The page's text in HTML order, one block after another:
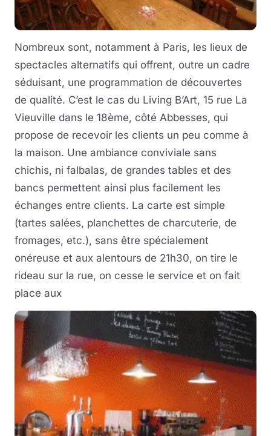
Nombreux sont, notamment à Paris, les lieux de
spectacles alternatifs qui offrent, outre un cadre
séduisant, une programmation de découvertes
de qualité. C’est le cas du Living B’Art, 15 rue La
Vieuville dans le 18ème, côté Abbesses, qui
propose de recevoir les clients un peu comme à
la maison. Une ambiance conviviale sans
chichis, ni falbalas, de grandes tables et des
bancs permettent ainsi plus facilement les
échanges entre clients. La carte est simple
(tartes salées, planchettes de charcuterie, de
fromages, etc.), sans être spécialement
onéreuse et aux alentours de 21h30, on tire le
rideau sur la rue, on cesse le service et on fait
place aux